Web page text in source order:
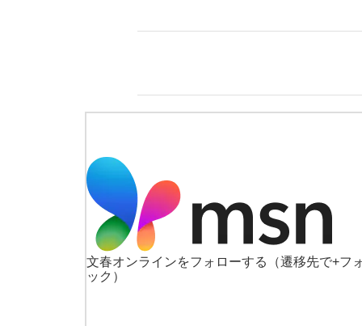
文春オンラインをフォローする
（遷移先で+フ
ック）